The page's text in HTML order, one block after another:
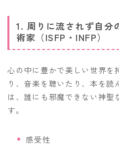
1. 周りに流されず自分
術家（ISFP・INFP）
心の中に豊かで美しい世界を
り、音楽を聴いたり、本を
は、誰にも邪魔できない神聖
す。
感受性